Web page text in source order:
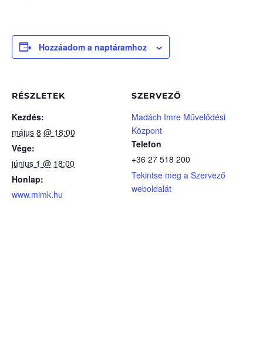
Hozzáadom a naptáramhoz
RÉSZLETEK
Kezdés:
május 8 @ 18:00
Vége:
június 1 @ 18:00
Honlap:
www.mimk.hu
SZERVEZŐ
Madách Imre Művelődési
Központ
Telefon
+36 27 518 200
Tekintse meg a Szervező
weboldalát